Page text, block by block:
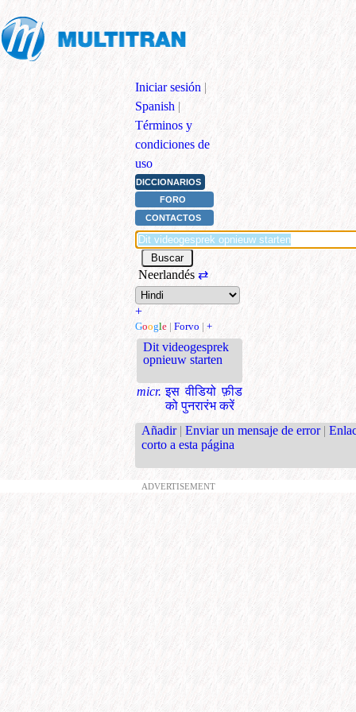
Iniciar sesión |
Spanish |
Términos y
condiciones de
uso
DICCIONARIOS
FORO
CONTACTOS
Neerlandés ⇄
+
Google | Forvo | +
Dit videogesprek
opnieuw starten
micr. इस वीडियो फ़ीड
को पुनरारंभ करें
Añadir | Enviar un mensaje de error |
corto a esta página
ADVERTISEMENT